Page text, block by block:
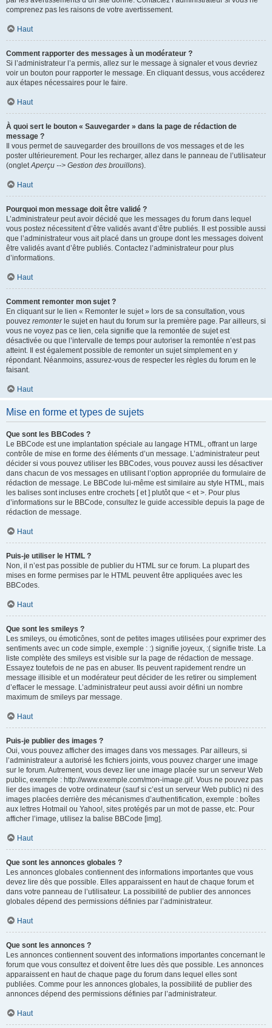
comprenez pas les raisons de votre avertissement.
Haut
Comment rapporter des messages à un modérateur ?
Si l’administrateur l’a permis, allez sur le message à signaler et vous devriez
voir un bouton pour rapporter le message. En cliquant dessus, vous accéderez
aux étapes nécessaires pour le faire.
Haut
À quoi sert le bouton « Sauvegarder » dans la page de rédaction de
message ?
Il vous permet de sauvegarder des brouillons de vos messages et de les
poster ultérieurement. Pour les recharger, allez dans le panneau de l’utilisateur
(ongletAperçu --> Gestion des brouillons).
Haut
Pourquoi mon message doit être validé ?
L’administrateur peut avoir décidé que les messages du forum dans lequel
vous postez nécessitent d’être validés avant d’être publiés. Il est possible aussi
que l’administrateur vous ait placé dans un groupe dont les messages doivent
être validés avant d’être publiés. Contactez l’administrateur pour plus
d’informations.
Haut
Comment remonter mon sujet ?
En cliquant sur le lien « Remonter le sujet » lors de sa consultation, vous
pouvez remonterle sujet en haut du forum sur la première page. Par ailleurs, si
vous ne voyez pas ce lien, cela signifie que la remontée de sujet est
désactivée ou que l’intervalle de temps pour autoriser la remontée n’est pas
atteint. Il est également possible de remonter un sujet simplement en y
répondant. Néanmoins, assurez-vous de respecter les règles du forum en le
faisant.
Haut
Mise en forme et types de sujets
Que sont les BBCodes ?
Le BBCode est une implantation spéciale au langage HTML, offrant un large
contrôle de mise en forme des éléments d’un message. L’administrateur peut
décider si vous pouvez utiliser les BBCodes, vous pouvez aussi les désactiver
dans chacun de vos messages en utilisant l’option appropriée du formulaire de
rédaction de message. Le BBCode lui-même est similaire au style HTML, mais
les balises sont incluses entre crochets [ et ] plutôt que < et >. Pour plus
d’informations sur le BBCode, consultez le guide accessible depuis la page de
rédaction de message.
Haut
Puis-je utiliser le HTML ?
Non, il n’est pas possible de publier du HTML sur ce forum. La plupart des
mises en forme permises par le HTML peuvent être appliquées avec les
BBCodes.
Haut
Que sont les smileys ?
Les smileys, ou émoticônes, sont de petites images utilisées pour exprimer des
sentiments avec un code simple, exemple : :) signifie joyeux, :( signifie triste. La
liste complète des smileys est visible sur la page de rédaction de message.
Essayez toutefois de ne pas en abuser. Ils peuvent rapidement rendre un
message illisible et un modérateur peut décider de les retirer ou simplement
d’effacer le message. L’administrateur peut aussi avoir défini un nombre
maximum de smileys par message.
Haut
Puis-je publier des images ?
Oui, vous pouvez afficher des images dans vos messages. Par ailleurs, si
l’administrateur a autorisé les fichiers joints, vous pouvez charger une image
sur le forum. Autrement, vous devez lier une image placée sur un serveur Web
public, exemple : http://www.exemple.com/mon-image.gif. Vous ne pouvez pas
lier des images de votre ordinateur (sauf si c’est un serveur Web public) ni des
images placées derrière des mécanismes d’authentification, exemple : boîtes
aux lettres Hotmail ou Yahoo!, sites protégés par un mot de passe, etc. Pour
afficher l’image, utilisez la balise BBCode [img].
Haut
Que sont les annonces globales ?
Les annonces globales contiennent des informations importantes que vous
devez lire dès que possible. Elles apparaissent en haut de chaque forum et
dans votre panneau de l’utilisateur. La possibilité de publier des annonces
globales dépend des permissions définies par l’administrateur.
Haut
Que sont les annonces ?
Les annonces contiennent souvent des informations importantes concernant le
forum que vous consultez et doivent être lues dès que possible. Les annonces
apparaissent en haut de chaque page du forum dans lequel elles sont
publiées. Comme pour les annonces globales, la possibilité de publier des
annonces dépend des permissions définies par l’administrateur.
Haut